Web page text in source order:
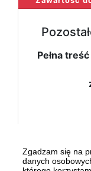
Zgadzam się na
danych
Pełna